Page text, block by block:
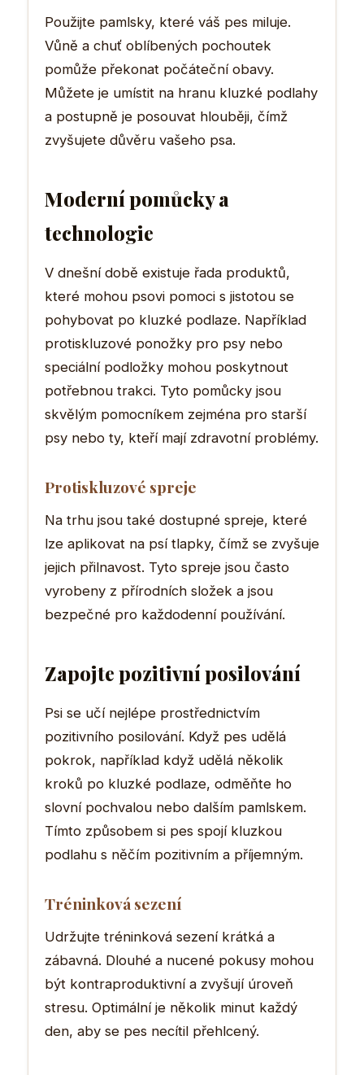
Použijte pamlsky, které váš pes miluje.
Vůně a chuť oblíbených pochoutek
pomůže překonat počáteční obavy.
Můžete je umístit na hranu kluzké podlahy
a postupně je posouvat hlouběji, čímž
zvyšujete důvěru vašeho psa.
Moderní pomůcky a
technologie
V dnešní době existuje řada produktů,
které mohou psovi pomoci s jistotou se
pohybovat po kluzké podlaze. Například
protiskluzové ponožky pro psy nebo
speciální podložky mohou poskytnout
potřebnou trakci. Tyto pomůcky jsou
skvělým pomocníkem zejména pro starší
psy nebo ty, kteří mají zdravotní problémy.
Protiskluzové spreje
Na trhu jsou také dostupné spreje, které
lze aplikovat na psí tlapky, čímž se zvyšuje
jejich přilnavost. Tyto spreje jsou často
vyrobeny z přírodních složek a jsou
bezpečné pro každodenní používání.
Zapojte pozitivní posilování
Psi se učí nejlépe prostřednictvím
pozitivního posilování. Když pes udělá
pokrok, například když udělá několik
kroků po kluzké podlaze, odměňte ho
slovní pochvalou nebo dalším pamlskem.
Tímto způsobem si pes spojí kluzkou
podlahu s něčím pozitivním a příjemným.
Tréninková sezení
Udržujte tréninková sezení krátká a
zábavná. Dlouhé a nucené pokusy mohou
být kontraproduktivní a zvyšují úroveň
stresu. Optimální je několik minut každý
den, aby se pes necítil přehlcený.